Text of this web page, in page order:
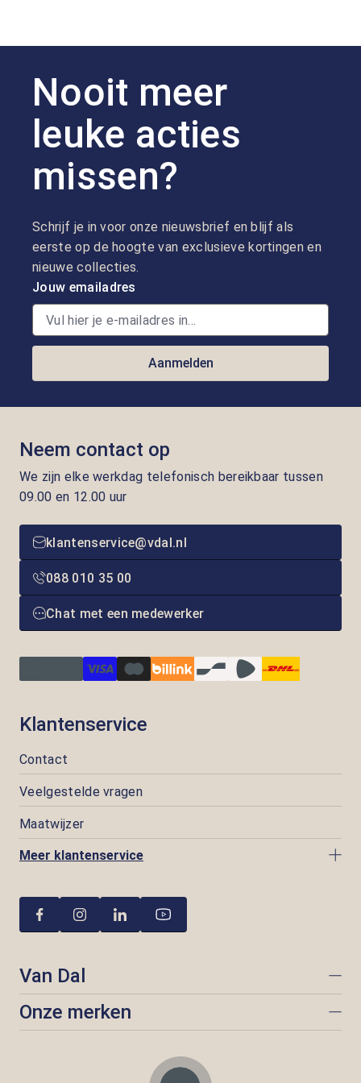
Nooit meer
leuke acties
missen?
Schrijf je in voor onze nieuwsbrief en blijf als
eerste op de hoogte van exclusieve kortingen en
nieuwe collecties.
Jouw emailadres
Aanmelden
Neem contact op
We zijn elke werkdag telefonisch bereikbaar tussen
09.00 en 12.00 uur
klantenservice@vdal.nl
088 010 35 00
Chat met een medewerker
Klantenservice
Contact
Veelgestelde vragen
Maatwijzer
Meer klantenservice
Van Dal
Onze merken